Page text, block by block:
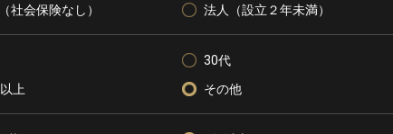
社会保険なし）
法人（設立２年未満）
30代
上
その他